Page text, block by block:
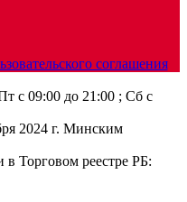
соглашения
c 09:00 до 21:00 ; Сб c
2024 г. Минским
в Торговом реестре РБ: